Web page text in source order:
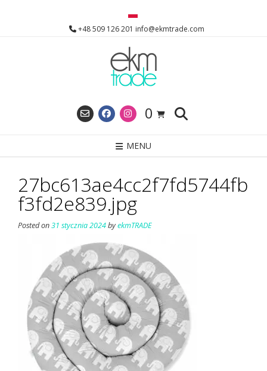
+48 509 126 201 info@ekmtrade.com
0
MENU
27bc613ae4cc2f7fd5744fb
f3fd2e839.jpg
Posted on31 stycznia 2024byekmTRADE